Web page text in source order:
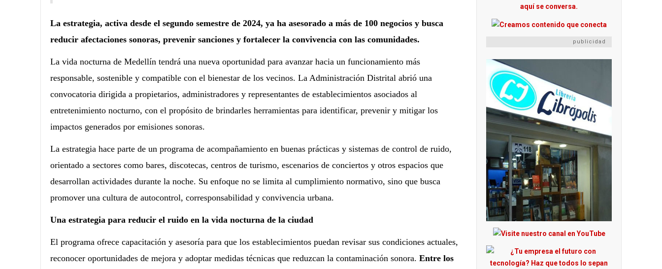
La estrategia, activa desde el segundo semestre de 2024, ya ha asesorado a más de 100 negocios y busca
reducir afectaciones sonoras, prevenir sanciones y fortalecer la convivencia con las comunidades.
La vida nocturna de Medellín tendrá una nueva oportunidad para avanzar hacia un funcionamiento más
responsable, sostenible y compatible con el bienestar de los vecinos. La Administración Distrital abrió una
convocatoria dirigida a propietarios, administradores y representantes de establecimientos asociados al
entretenimiento nocturno, con el propósito de brindarles herramientas para identificar, prevenir y mitigar los
impactos generados por emisiones sonoras.
La estrategia hace parte de un programa de acompañamiento en buenas prácticas y sistemas de control de ruido,
orientado a sectores como bares, discotecas, centros de turismo, escenarios de conciertos y otros espacios que
desarrollan actividades durante la noche. Su enfoque no se limita al cumplimiento normativo, sino que busca
promover una cultura de autocontrol, corresponsabilidad y convivencia urbana.
Una estrategia para reducir el ruido en la vida nocturna de la ciudad
El programa ofrece capacitación y asesoría para que los establecimientos puedan revisar sus condiciones actuales,
reconocer oportunidades de mejora y adoptar medidas técnicas que reduzcan la contaminación sonora. Entre los
publicidad